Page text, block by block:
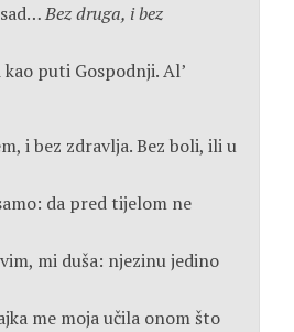
Bez druga, i bez
puti Gospodnji. Al’
i bez zdravlja. Bez boli, ili u
da pred tijelom ne
mi duša: njezinu jedino
me moja učila onom što